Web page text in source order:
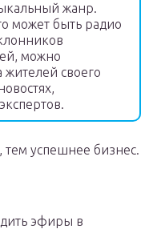
жанр.
может быть радио
можно
жителей своего
успешнее бизнес.
эфиры в